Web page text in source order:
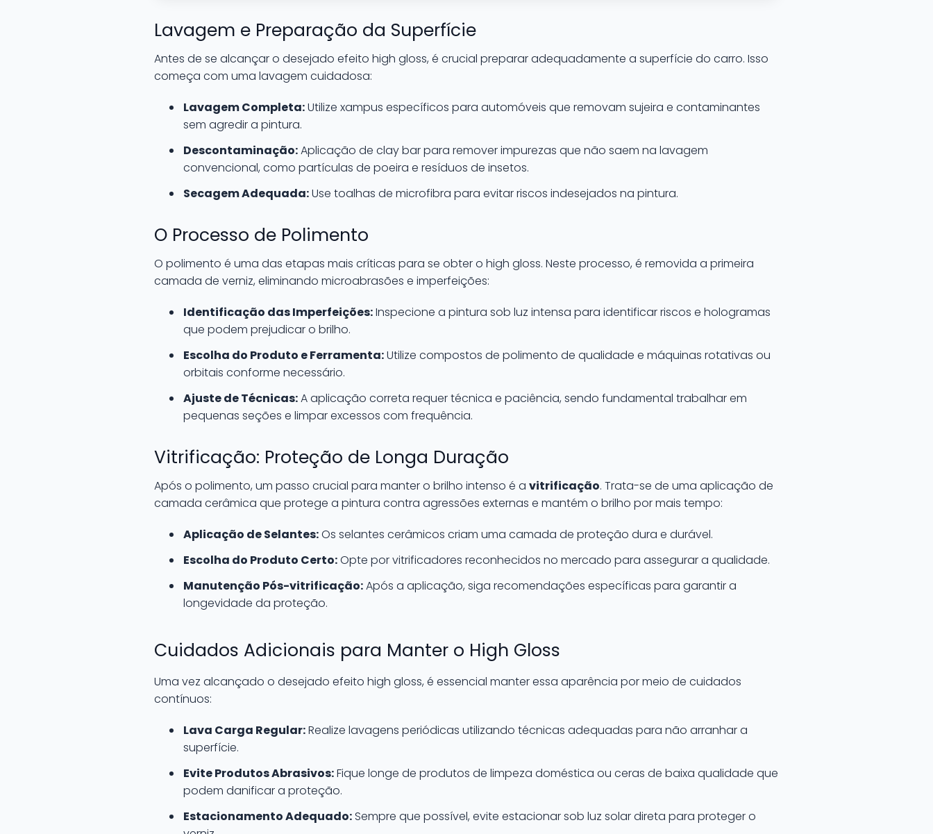
Lavagem e Preparação da Superfície
Antes de se alcançar o desejado efeito high gloss, é crucial preparar adequadamente a superfície do carro. Isso
começa com uma lavagem cuidadosa:
Lavagem Completa:Utilize xampus específicos para automóveis que removam sujeira e contaminantes
sem agredir a pintura.
Descontaminação:Aplicação de clay bar para remover impurezas que não saem na lavagem
convencional, como partículas de poeira e resíduos de insetos.
Secagem Adequada:Use toalhas de microfibra para evitar riscos indesejados na pintura.
O Processo de Polimento
O polimento é uma das etapas mais críticas para se obter o high gloss. Neste processo, é removida a primeira
camada de verniz, eliminando microabrasões e imperfeições:
Identificação das Imperfeições:Inspecione a pintura sob luz intensa para identificar riscos e hologramas
que podem prejudicar o brilho.
Escolha do Produto e Ferramenta:Utilize compostos de polimento de qualidade e máquinas rotativas ou
orbitais conforme necessário.
Ajuste de Técnicas:A aplicação correta requer técnica e paciência, sendo fundamental trabalhar em
pequenas seções e limpar excessos com frequência.
Vitrificação: Proteção de Longa Duração
Após o polimento, um passo crucial para manter o brilho intenso é a vitrificação. Trata-se de uma aplicação de
camada cerâmica que protege a pintura contra agressões externas e mantém o brilho por mais tempo:
Aplicação de Selantes:Os selantes cerâmicos criam uma camada de proteção dura e durável.
Escolha do Produto Certo:Opte por vitrificadores reconhecidos no mercado para assegurar a qualidade.
Manutenção Pós-vitrificação:Após a aplicação, siga recomendações específicas para garantir a
longevidade da proteção.
Cuidados Adicionais para Manter o High Gloss
Uma vez alcançado o desejado efeito high gloss, é essencial manter essa aparência por meio de cuidados
contínuos:
Lava Carga Regular:Realize lavagens periódicas utilizando técnicas adequadas para não arranhar a
superfície.
Evite Produtos Abrasivos:Fique longe de produtos de limpeza doméstica ou ceras de baixa qualidade que
podem danificar a proteção.
Estacionamento Adequado: Sempre que possível, evite estacionar sob luz solar direta para proteger o